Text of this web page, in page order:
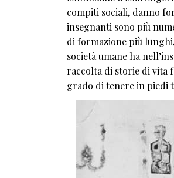
compiti sociali, danno
insegnanti sono più
di formazione più
società umane ha
raccolta di storie di vita
grado di tenere in piedi